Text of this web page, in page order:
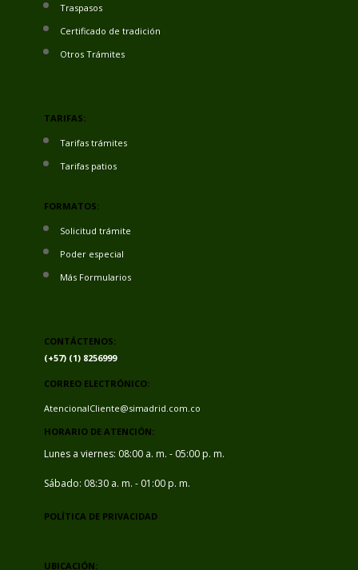
Traspasos
Certificado de tradición
Otros Trámites
TARIFAS:
Tarifas trámites
Tarifas patios
FORMATOS:
Solicitud trámite
Poder especial
Más Formularios
CONTÁCTENOS:
(+57) (1) 8256999
CORREO ELECTRÓNICO:
AtencionalCliente@simadrid.com.co
HORARIO DE ATENCIÓN:
Lunes a viernes: 08:00 a. m. - 05:00 p. m.
Sábado: 08:30 a. m. - 01:00 p. m.
POLÍTICA DE PRIVACIDAD
UBICACIÓN: